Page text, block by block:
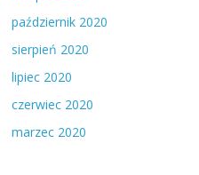
październik 2020
sierpień 2020
lipiec 2020
czerwiec 2020
marzec 2020